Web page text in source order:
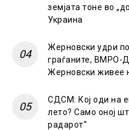
земјата тоне во
Украина
Жерновски удри
граѓаните, ВМРО-
Жерновски живее
СДСМ: Кој оди на
лето? Само оној
радарот“